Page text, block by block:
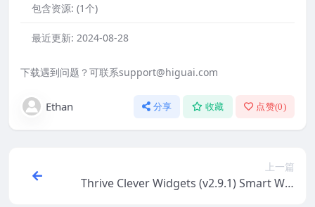
包含资源: (1个)
最近更新: 2024-08-28
下载遇到问题？可联系support@higuai.com
Ethan 分享 收藏 点赞(0)
上一篇
Thrive Clever Widgets (v2.9.1) Smart Wid